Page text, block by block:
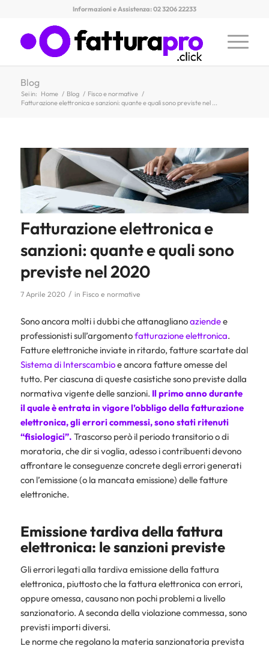
Informazioni e Assistenza: 02 3206 22233
Blog
Sei in: Home / Blog / Fisco e normative /
Fatturazione elettronica e sanzioni: quante e quali sono previste nel ...
Fatturazione elettronica e
sanzioni: quante e quali sono
previste nel 2020
7 Aprile 2020 / in Fisco e normative
Sono ancora molti i dubbi che attanaglianoaziendee
professionisti sull’argomentofatturazione elettronica.
Fatture elettroniche inviate in ritardo, fatture scartate dal
Sistema di Interscambioe ancora fatture omesse del
tutto. Per ciascuna di queste casistiche sono previste dalla
normativa vigente delle sanzioni. Il primo anno durante
il quale è entrata in vigore l’obbligo della fatturazione
elettronica, gli errori commessi, sono stati ritenuti
“fisiologici”. Trascorso però il periodo transitorio o di
moratoria, che dir si voglia, adesso i contribuenti devono
affrontare le conseguenze concrete degli errori generati
con l’emissione (o la mancata emissione) delle fatture
elettroniche.
Emissione tardiva della fattura
elettronica: le sanzioni previste
Gli errori legati alla tardiva emissione della fattura
elettronica, piuttosto che la fattura elettronica con errori,
oppure omessa, causano non pochi problemi a livello
sanzionatorio. A seconda della violazione commessa, sono
previsti importi diversi.
Le norme che regolano la materia sanzionatoria prevista